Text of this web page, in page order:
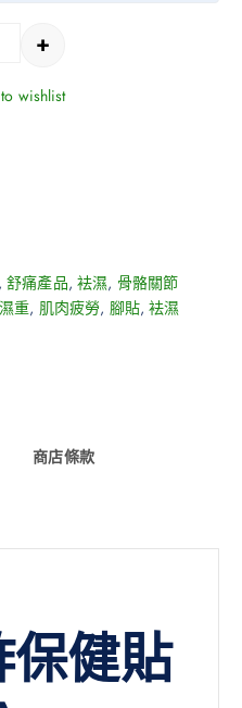
+
wishlist
,舒痛產品,袪濕, 骨骼關節
濕重, 肌肉疲勞, 腳貼,袪濕
商店條款
健貼